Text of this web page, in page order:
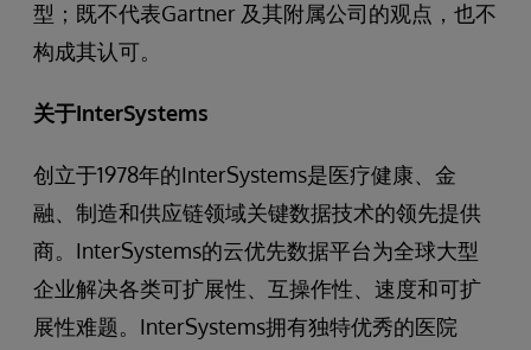
型；既不代表Gartner 及其附属公司的观点，也不
构成其认可。
关于InterSystems
创立于1978年的InterSystems是医疗健康、金
融、制造和供应链领域关键数据技术的领先提供
商。InterSystems的云优先数据平台为全球大型
企业解决各类可扩展性、互操作性、速度和可扩
展性难题。InterSystems拥有独特优秀的医院